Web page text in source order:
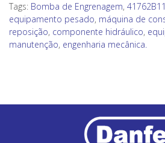
Tags: Bomba de Engrenagem,
equipamento pesado, máquina de
reposição, componente hidráulico,
manutenção, engenharia mecânica.